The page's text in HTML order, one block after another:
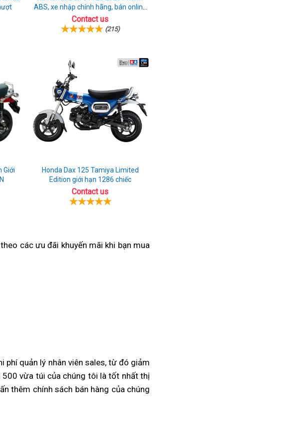
ABS, xe nhập chính hãng, bán online
giá rẻ
Contact us
(215)
Giới
Honda Dax 125 Tamiya Limited
Edition giới hạn 1286 chiếc
Contact us
giá
các ưu đãi khuyến mãi xe
khi bạn mua
phí quản lý nhân viên sales,mới
lạ
chưa
từ đó giảm
500 vừa túi chủng
loại
của chúng tôi là tốt nhấtgiá
rebel
thị
thêm giá
chính sách bán hàng thùng
của chúng